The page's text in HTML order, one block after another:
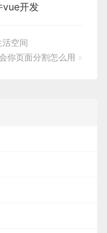
vue开发
空间
你页面分割怎么用 »